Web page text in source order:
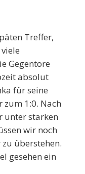
Treffer,
Gegentore
absolut
für seine
1:0. Nach
unter starken
wir noch
zu überstehen.
gesehen ein